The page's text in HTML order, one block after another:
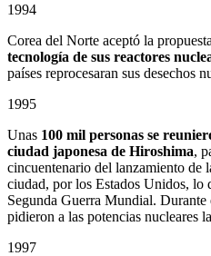
1994
Corea del Norte aceptó la
tecnología de sus reactores
países reprocesaran sus desechos
1995
Unas 100 mil personas se
ciudad japonesa de Hiroshima,
cincuentenario del lanzamiento de
ciudad, por los Estados Unidos, lo
Segunda Guerra Mundial. Durante
pidieron a las potencias nucleares
1997